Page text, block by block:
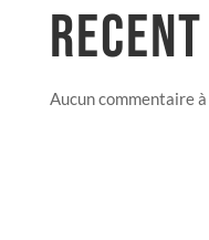
Aucun commentaire